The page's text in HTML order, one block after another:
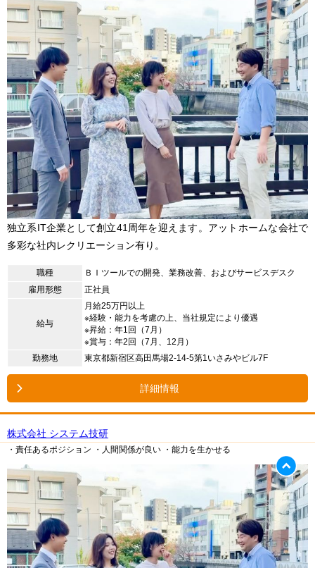
独立系IT企業として創立41周年を迎えます。アットホームな会社で
多彩な社内レクリエーション有り。
職種
ＢＩツールでの開発、業務改善、およびサービスデスク
雇用形態
正社員
給与
月給25万円以上
※経験・能力を考慮の上、当社規定により優遇
※昇給：年1回（7月）
※賞与：年2回（7月、12月）
勤務地
東京都新宿区高田馬場2-14-5第1いさみやビル7F
詳細情報
株式会社 システム技研
・責任あるポジション ・人間関係が良い ・能力を生かせる